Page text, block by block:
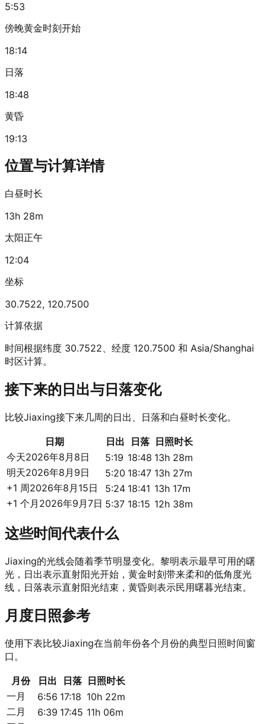
5:53
傍晚黄金时刻开始
18:14
日落
18:48
黄昏
19:13
位置与计算详情
白昼时长
13h 28m
太阳正午
12:04
坐标
30.7522, 120.7500
计算依据
时间根据纬度 30.7522、经度 120.7500 和 Asia/Shanghai
时区计算。
接下来的日出与日落变化
比较Jiaxing接下来几周的日出、日落和白昼时长变化。
日期 日出 日落
日照时长
今天2026年8月8日 5:19 18:48 13h 28m
明天2026年8月9日 5:20 18:47 13h 27m
+1 周2026年8月15日 5:24 18:41 13h 17m
+1 个月 2026年9月7日 5:37 18:15 12h 38m
这些时间代表什么
Jiaxing的光线会随着季节明显变化。黎明表示最早可用的曙
光，日出表示直射阳光开始，黄金时刻带来柔和的低角度光
线，日落表示直射阳光结束，黄昏则表示民用曙暮光结束。
月度日照参考
使用下表比较Jiaxing在当前年份各个月份的典型日照时间窗
口。
月份 日出 日落 日照时长
一月
6:56 17:18 10h 22m
二月
6:39 17:45 11h 06m